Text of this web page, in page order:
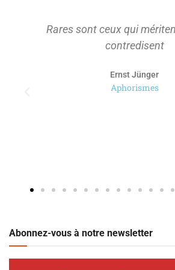
Rares sont ceux qui
contredisent
Ernst Jünger
Aphorismes
Abonnez-vous à notre newsletter